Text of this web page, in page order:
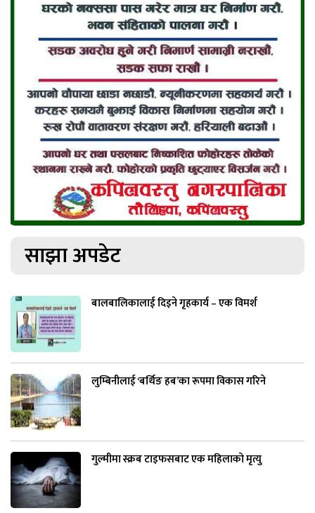
साझा अपडेट
बालबालिकालाई दिइने गृहकार्य – एक विमर्श
लुम्बिनीलाई ‘बर्थिङ हब’का रूपमा विकास गरिने
गुल्मीमा स्क्रब टाइफसबाट एक महिलाको मृत्यु